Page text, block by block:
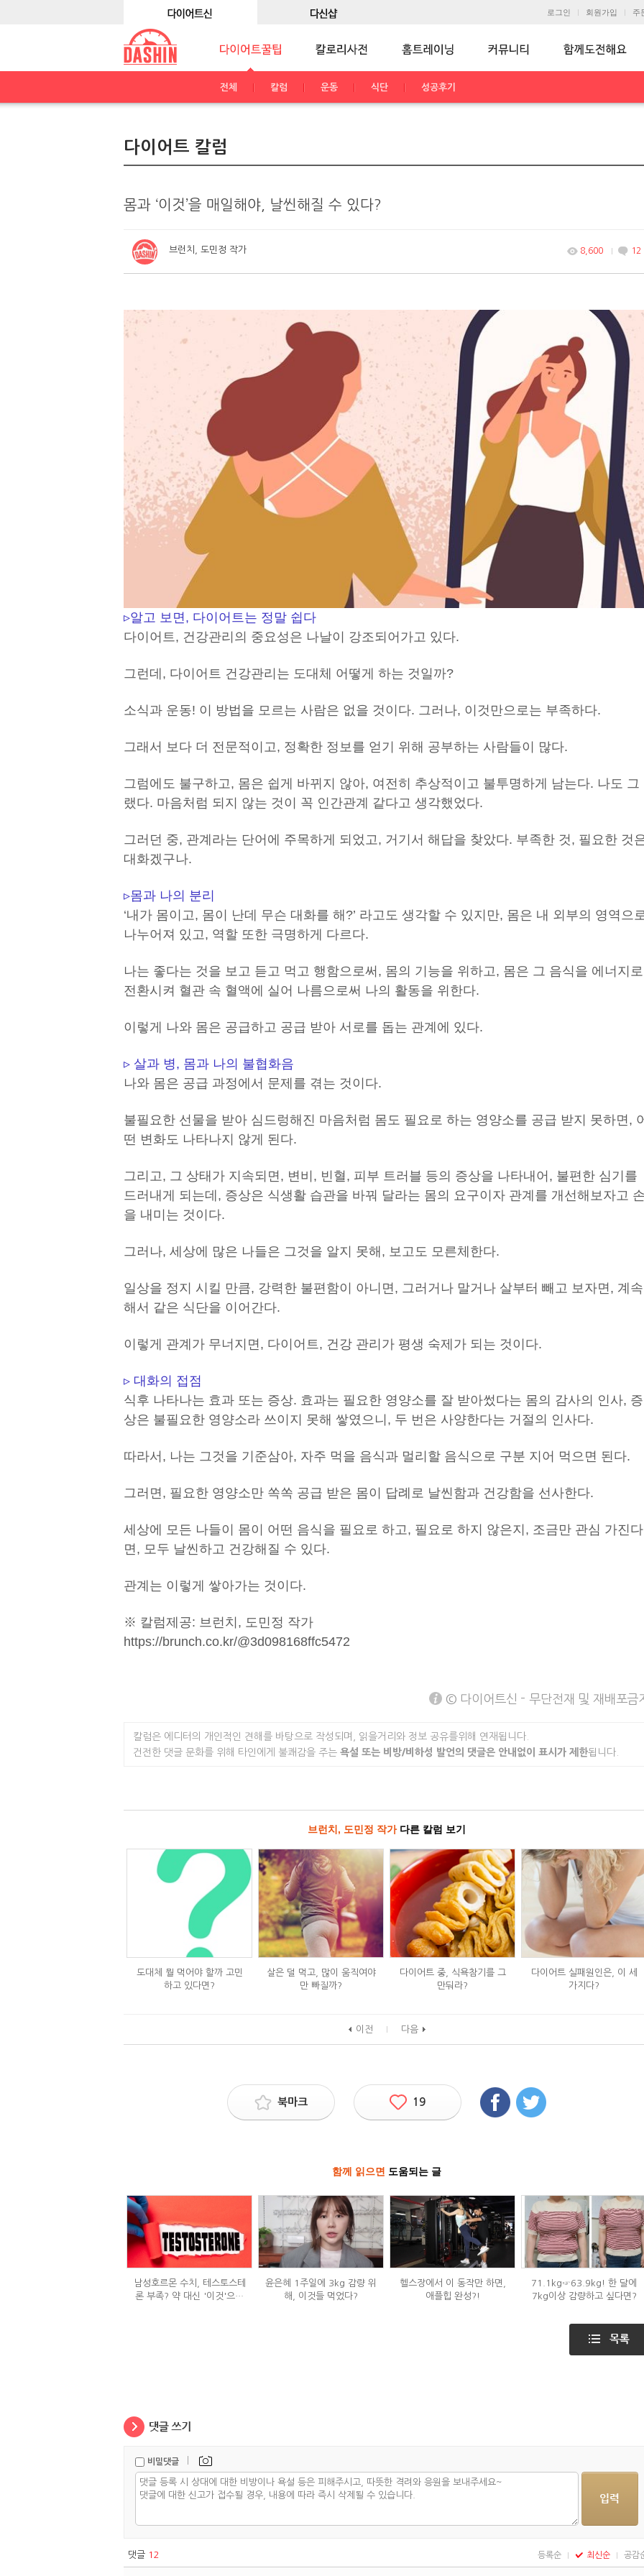
로그인 회원가입 주
전체 칼럼 운동 식단 성공후기
다이어트 칼럼
몸과 ‘이것’을 매일해야, 날씬해질 수 있다?
브런치, 도민정 작가 8,600 12
▹알고 보면, 다이어트는 정말 쉽다
다이어트, 건강관리의 중요성은 나날이 강조되어가고 있다.
그런데, 다이어트 건강관리는 도대체 어떻게 하는 것일까?
소식과 운동! 이 방법을 모르는 사람은 없을 것이다. 그러나, 이것만으로는 부족하다.
그래서 보다 더 전문적이고, 정확한 정보를 얻기 위해 공부하는 사람들이 많다.
그럼에도 불구하고, 몸은 쉽게 바뀌지 않아, 여전히 추상적이고 불투명하게 남는다. 나도 그
랬다. 마음처럼 되지 않는 것이 꼭 인간관계 같다고 생각했었다.
그러던 중, 관계라는 단어에 주목하게 되었고, 거기서 해답을 찾았다. 부족한 것, 필요한 것
대화겠구나.
▹몸과 나의 분리
‘내가 몸이고, 몸이 난데 무슨 대화를 해?’ 라고도 생각할 수 있지만, 몸은 내 외부의 영역으
나누어져 있고, 역할 또한 극명하게 다르다.
나는 좋다는 것을 보고 듣고 먹고 행함으로써, 몸의 기능을 위하고, 몸은 그 음식을 에너지로
전환시켜 혈관 속 혈액에 실어 나름으로써 나의 활동을 위한다.
이렇게 나와 몸은 공급하고 공급 받아 서로를 돕는 관계에 있다.
▹ 살과 병, 몸과 나의 불협화음
나와 몸은 공급 과정에서 문제를 겪는 것이다.
불필요한 선물을 받아 심드렁해진 마음처럼 몸도 필요로 하는 영양소를 공급 받지 못하면,
떤 변화도 나타나지 않게 된다.
그리고, 그 상태가 지속되면, 변비, 빈혈, 피부 트러블 등의 증상을 나타내어, 불편한 심기를
드러내게 되는데, 증상은 식생활 습관을 바꿔 달라는 몸의 요구이자 관계를 개선해보자고
을 내미는 것이다.
그러나, 세상에 많은 나들은 그것을 알지 못해, 보고도 모른체한다.
일상을 정지 시킬 만큼, 강력한 불편함이 아니면, 그러거나 말거나 살부터 빼고 보자면, 계속
해서 같은 식단을 이어간다.
이렇게 관계가 무너지면, 다이어트, 건강 관리가 평생 숙제가 되는 것이다.
▹ 대화의 접점
식후 나타나는 효과 또는 증상. 효과는 필요한 영양소를 잘 받아썼다는 몸의 감사의 인사, 증
상은 불필요한 영양소라 쓰이지 못해 쌓였으니, 두 번은 사양한다는 거절의 인사다.
따라서, 나는 그것을 기준삼아, 자주 먹을 음식과 멀리할 음식으로 구분 지어 먹으면 된다.
그러면, 필요한 영양소만 쏙쏙 공급 받은 몸이 답례로 날씬함과 건강함을 선사한다.
세상에 모든 나들이 몸이 어떤 음식을 필요로 하고, 필요로 하지 않은지, 조금만 관심 가진다
면, 모두 날씬하고 건강해질 수 있다.
관계는 이렇게 쌓아가는 것이다.
※ 칼럼제공: 브런치, 도민정 작가
https://brunch.co.kr/@3d098168ffc5472
© 다이어트신 - 무단전재 및 재배포금
칼럼은 에디터의 개인적인 견해를 바탕으로 작성되며, 읽을거리와 정보 공유를위해 연재됩니다.
건전한 댓글 문화를 위해 타인에게 불쾌감을 주는 욕설 또는 비방/비하성 발언의 댓글은 안내없이 표시가 제한됩니다.
브런치, 도민정 작가다른 칼럼 보기
도대체 뭘 먹어야 할까 고민
하고 있다면?
살은 덜 먹고, 많이 움직여야
만 빠질까?
다이어트 중, 식욕참기를 그
만둬라?
다이어트 실패원인은, 이 세
가지다?
이전 다음
북마크 19
함께 읽으면 도움되는 글
남성호르몬 수치, 테스토스테
론 부족? 약 대신 '이것'으로
윤은혜 1주일에 3kg 감량 위
해, 이것들 먹었다?
헬스장에서 이 동작만 하면,
애플힙 완성?!
71.1kg☞63.9kg! 한 달에
7kg이상 감량하고 싶다면?
비밀댓글
댓글 12 등록순 최신순 공감